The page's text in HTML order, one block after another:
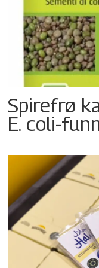
Spirefrø
E. coli-